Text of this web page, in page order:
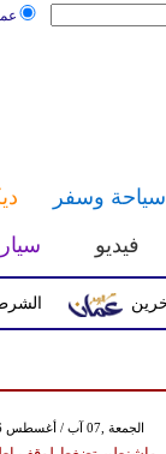
سياحة وسفر
فيديو
الشرطة
GMT 21:30 2026 الجمعة ,07 آب / أغسطس